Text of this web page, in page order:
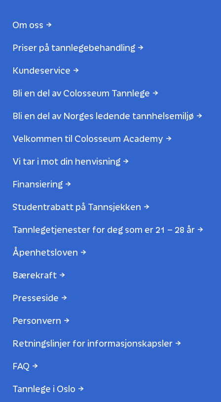
Om oss
Priser på tannlegebehandling
Kundeservice
Bli en del av Colosseum Tannlege
Bli en del av Norges ledende tannhelsemiljø
Velkommen til Colosseum Academy
Vi tar i mot din henvisning
Finansiering
Studentrabatt på Tannsjekken
Tannlegetjenester for deg som er 21 – 28 år
Åpenhetsloven
Bærekraft
Presseside
Personvern
Retningslinjer for informasjonskapsler
FAQ
Tannlege i Oslo